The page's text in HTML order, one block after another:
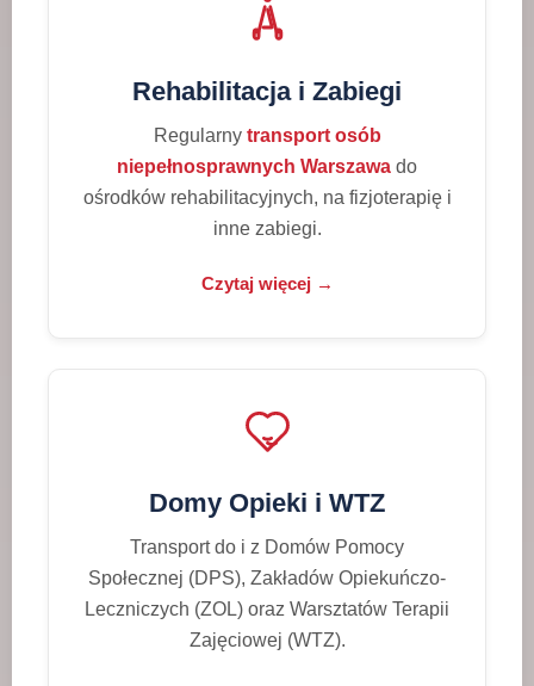
Rehabilitacja i Zabiegi
Regularny transport osób
niepełnosprawnych Warszawa do
ośrodków rehabilitacyjnych, na fizjoterapię i
inne zabiegi.
Czytaj więcej →
Domy Opieki i WTZ
Transport do i z Domów Pomocy
Społecznej (DPS), Zakładów Opiekuńczo-
Leczniczych (ZOL) oraz Warsztatów Terapii
Zajęciowej (WTZ).